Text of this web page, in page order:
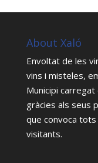
About Xaló
Envoltat de les
vins i misteles,
Municipi carregat
gràcies als seus
que convoca
visitants.